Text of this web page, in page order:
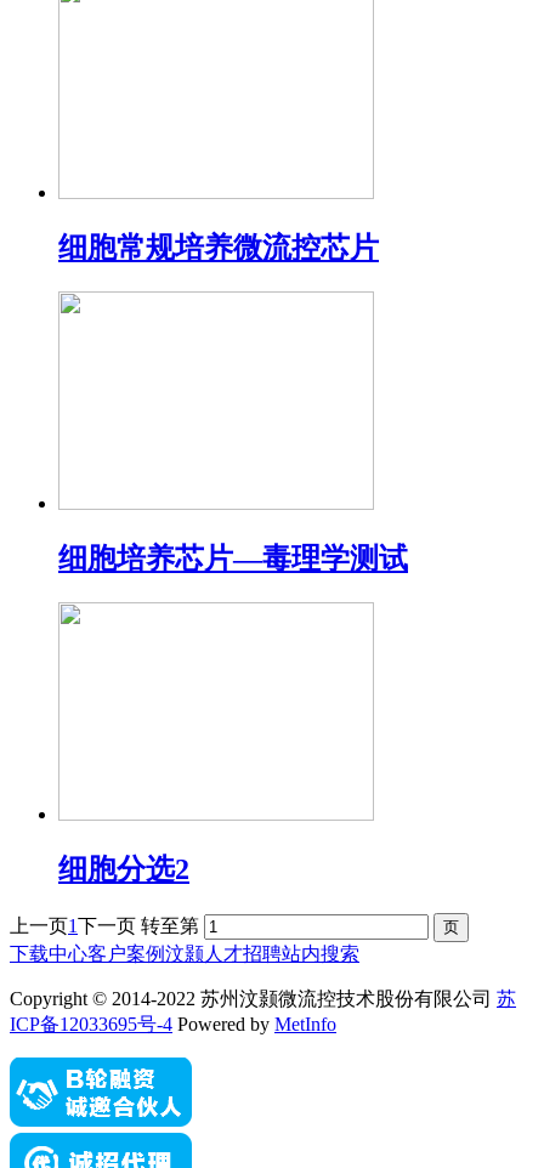
细胞常规培养微流控芯片
细胞培养芯片—毒理学测试
细胞分选2
上一页1下一页 转至第
下载中心客户案例汶颢人才招聘站内搜索
Copyright © 2014-2022 苏州汶颢微流控技术股份有限公司 苏
ICP备12033695号-4 Powered by MetInfo